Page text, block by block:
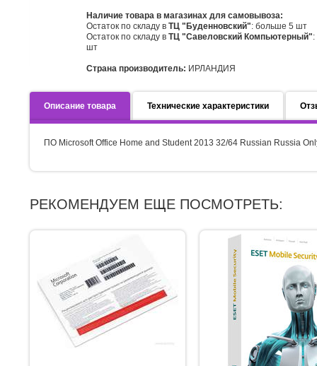
Наличие товара в магазинах для самовывоза:
Остаток по складу в ТЦ "Буденновский": больше 5 шт
Остаток по складу в ТЦ "Савеловский Компьютерный"
шт
Страна производитель: ИРЛАНДИЯ
Описание товара Технические характеристики
ПО Microsoft Office Home and Student 2013 32/64 Russian Russia
РЕКОМЕНДУЕМ ЕЩЕ ПОСМОТРЕТЬ: